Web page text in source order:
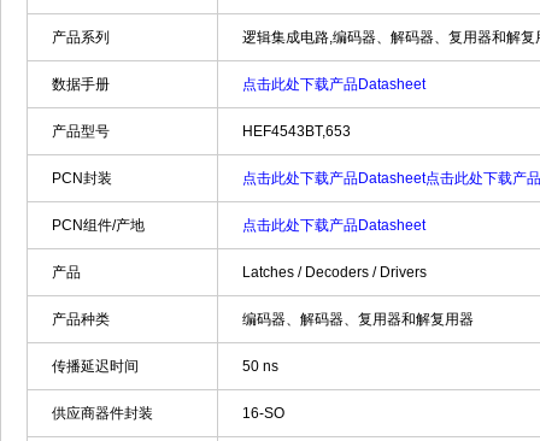
产品系列 逻辑集成电路,编码器、解码器、复用器和解
数据手册 点击此处下载产品Datasheet
产品型号 HEF4543BT,653
PCN封装 点击此处下载产品Datasheet点击此处下载产
PCN组件/产地 点击此处下载产品Datasheet
产品 Latches / Decoders / Drivers
产品种类 编码器、解码器、复用器和解复用器
传播延迟时间 50 ns
供应商器件封装 16-SO